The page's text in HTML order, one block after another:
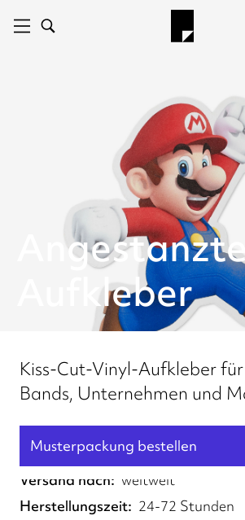
Aufkleber
Kiss-Cut-Vinyl-Aufkleber
Bands, Unternehmen und
Musterpackung bestellen
Erfüllt von UK, EU
Versand nach
weltweit
Herstellungszeit
24-72 Stunden